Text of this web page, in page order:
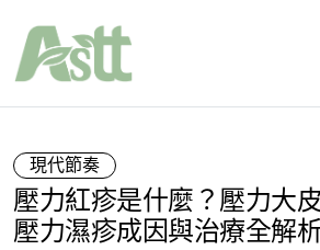
現代節奏
壓力紅疹是什麼？壓力大
壓力濕疹成因與治療全解